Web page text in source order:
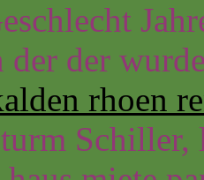
der der
rhoen
Schiller,